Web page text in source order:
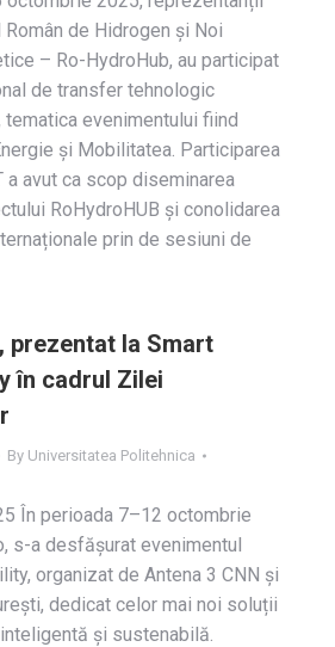
de Hidrogen și Noi
– Ro-HydroHub, au participat
de transfer tehnologic
tematica evenimentului fiind
și Mobilitatea. Participarea
a avut ca scop diseminarea
RoHydroHUB și conolidarea
prin de sesiuni de
prezentat la Smart
în cadrul Zilei
By Universitatea Politehnica
În perioada 7–12 octombrie
s-a desfășurat evenimentul
organizat de Antena 3 CNN și
dedicat celor mai noi soluții
și sustenabilă.